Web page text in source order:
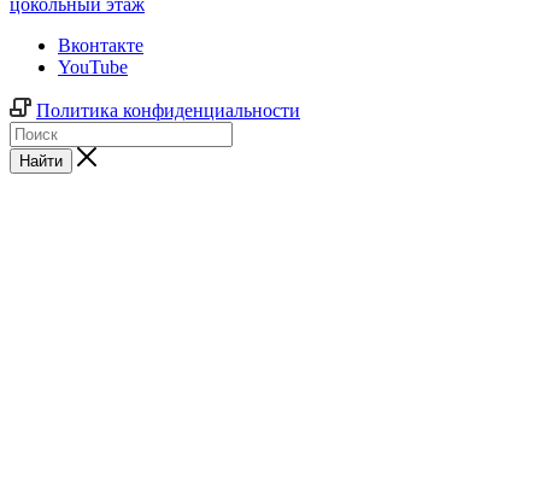
Вконтакте
YouTube
Политика конфиденциальности
Найти